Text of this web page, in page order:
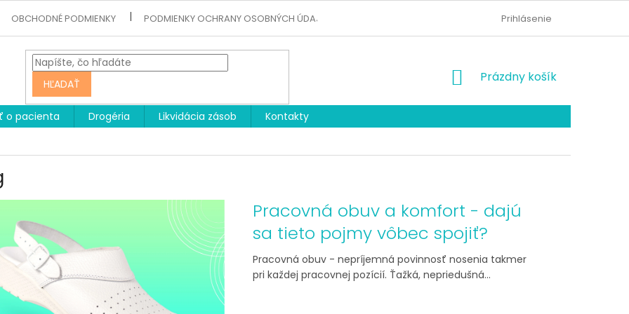
OBCHODNÉ PODMIENKY PODMIENKY OCHRANY OSOBNÝCH ÚDAJOV ODSTÚPENIE OD ZMLUVY
Prihlásenie
HĽADAŤ
NÁKUPNÝ
Prázdny košík
o pacienta Drogéria Likvidácia zásob
Kontakty
Pracovná obuv a komfort - dajú
sa tieto pojmy vôbec spojiť?
Pracovná obuv - nepríjemná povinnosť nosenia takmer
pri každej pracovnej pozícií. Ťažká, nepriedušná...